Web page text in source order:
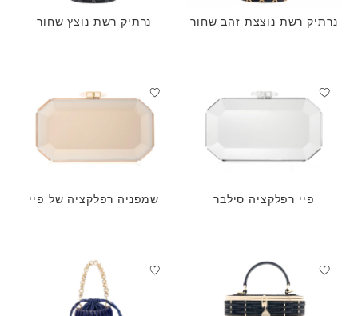
נרתיק רשת נוצצת זהב שחור נרתיק רשת נוצץ שחור
פיי רפלקציה סילבר שמפניה רפלקציה של פיי